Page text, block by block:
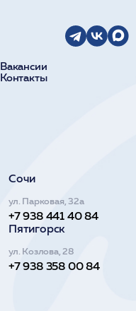
Вакансии
Контакты
Сочи
ул. Парковая, 32а
+7 938 441 40 84
Пятигорск
ул. Козлова, 28
+7 938 358 00 84